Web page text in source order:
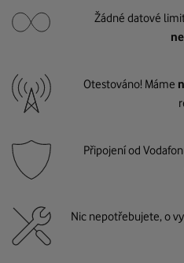
Žádné datové
Otestováno! Máme
Připojení od
Nic nepotřebujete, o